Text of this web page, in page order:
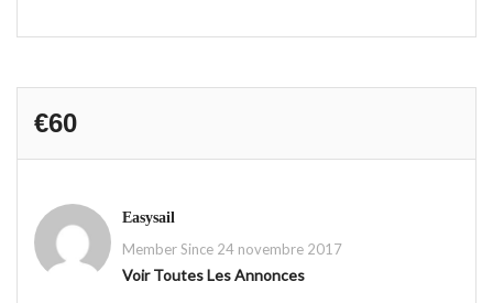
€60
Easysail
Member Since 24 novembre 2017
Voir Toutes Les Annonces